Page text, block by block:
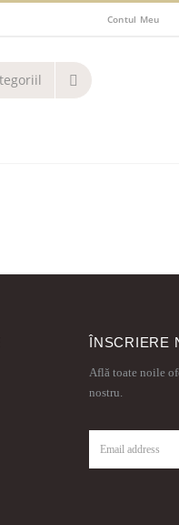
Contul Meu
ÎNSCRIERE
Află toate noile
nostru.